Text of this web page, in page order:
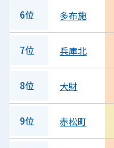
6位 多布施
7位 兵庫北
8位 大財
9位 赤松町